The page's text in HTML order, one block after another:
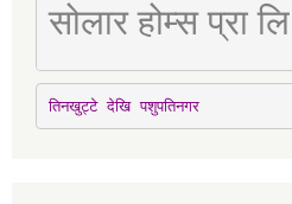
सोलार होम्स
तिनखुट्टे देखि पशुपतिनगर